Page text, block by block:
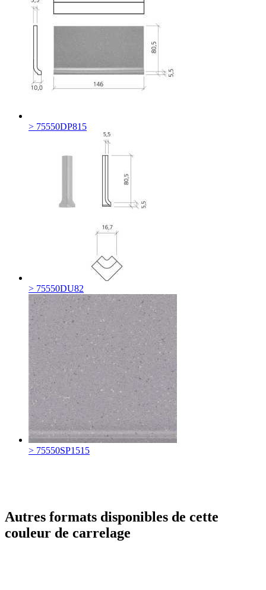
> 75550DP815
> 75550DU82
> 75550SP1515
Autres formats disponibles de cette
couleur de carrelage